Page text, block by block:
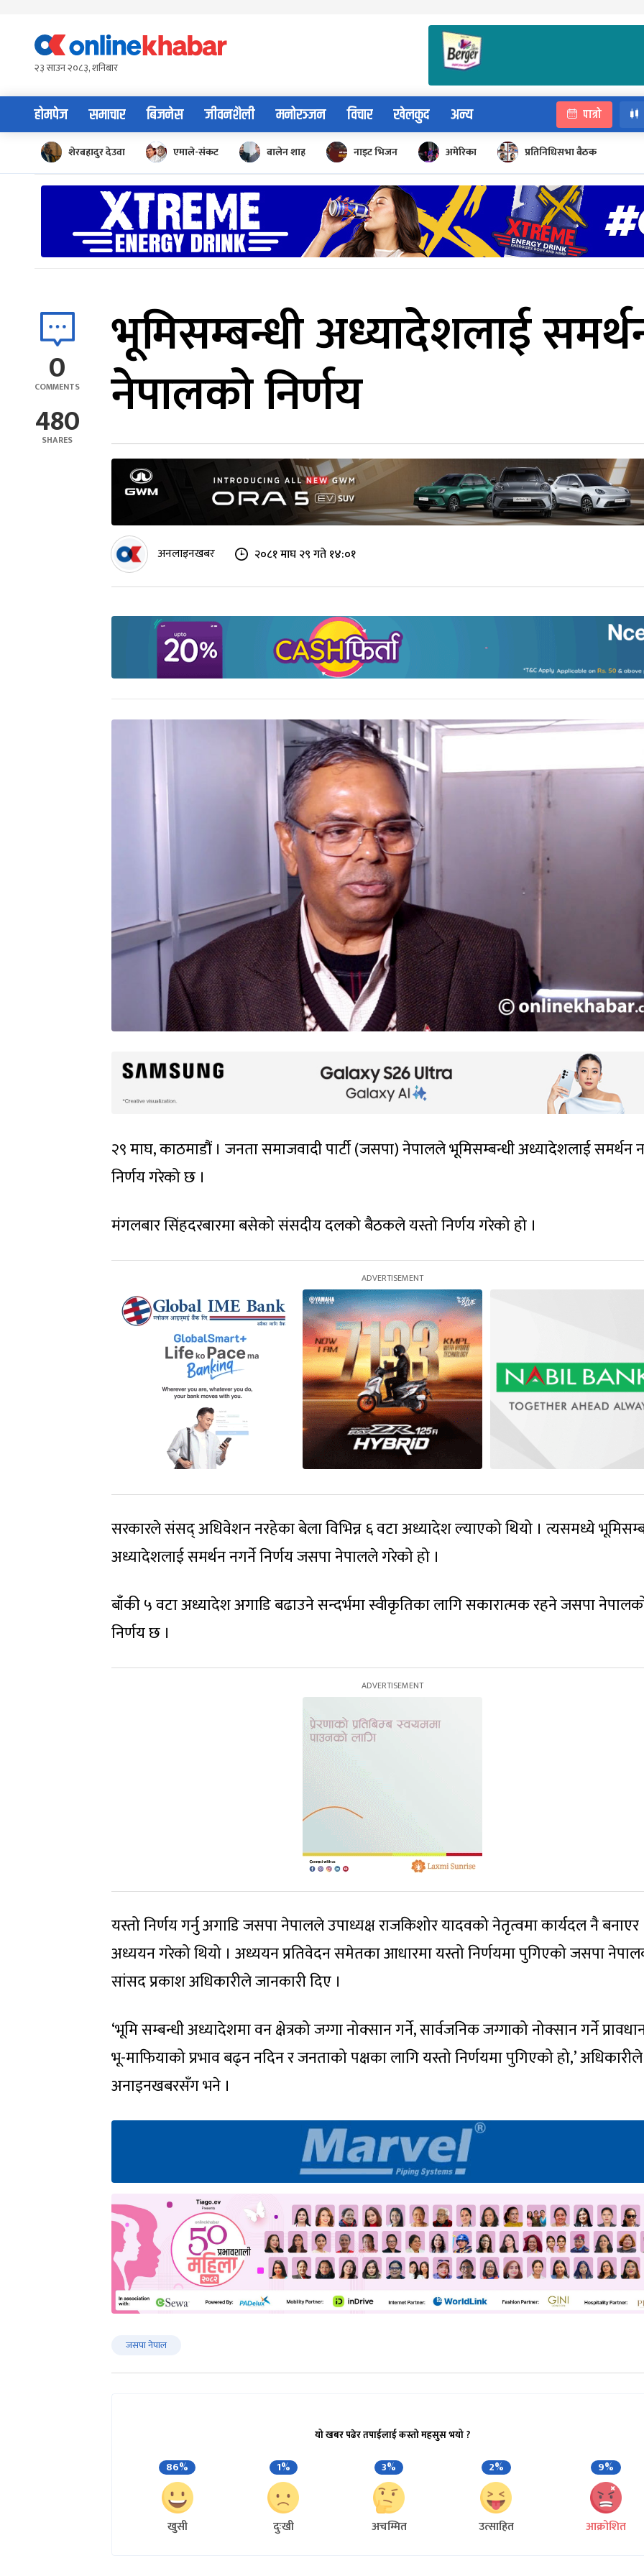
content२३ साउन २०८३, शनिबार
होमपेज समाचार बिजनेस जीवनशैली मनोरञ्जन विचार खेलकुद अन्य पात्रो
शेरबहादुर देउवा एमाले-संकट बालेन शाह नाइट भिजन अमेरिका प्रतिनिधिसभा बैठक
0
COMMENTS
480
SHARES
भूमिसम्बन्धी अध्यादेशलाई
नेपालको निर्णय
अनलाइनखबर २०८१ माघ २९ गते १४:०१
२९ माघ, काठमाडौं । जनता समाजवादी पार्टी (जसपा) नेपालले भूमिसम्बन्धी अध्यादेशलाई समर्थन
निर्णय गरेको छ ।
मंगलबार सिंहदरबारमा बसेको संसदीय दलको बैठकले यस्तो निर्णय गरेको हो ।
सरकारले संसद् अधिवेशन नरहेका बेला विभिन्न ६ वटा अध्यादेश ल्याएको थियो । त्यसमध्ये
अध्यादेशलाई समर्थन नगर्ने निर्णय जसपा नेपालले गरेको हो ।
बाँकी ५ वटा अध्यादेश अगाडि बढाउने सन्दर्भमा स्वीकृतिका लागि सकारात्मक रहने जसपा
निर्णय छ ।
यस्तो निर्णय गर्नु अगाडि जसपा नेपालले उपाध्यक्ष राजकिशोर यादवको नेतृत्वमा कार्यदल नै बनाएर
अध्ययन गरेको थियो । अध्ययन प्रतिवेदन समेतका आधारमा यस्तो निर्णयमा पुगिएको जसपा
सांसद प्रकाश अधिकारीले जानकारी दिए ।
‘भूमि सम्बन्धी अध्यादेशमा वन क्षेत्रको जग्गा नोक्सान गर्ने, सार्वजनिक जग्गाको नोक्सान गर्ने
भू-माफियाको प्रभाव बढ्न नदिन र जनताको पक्षका लागि यस्तो निर्णयमा पुगिएको हो,’ अधिकारीले
अनाइनखबरसँग भने ।
जसपा नेपाल
यो खबर पढेर तपाईलाई कस्तो महसुस भयो ?
86%
खुसी
1%
दुःखी
3%
अचम्मित
2%
उत्साहित
9%
आक्रोशित